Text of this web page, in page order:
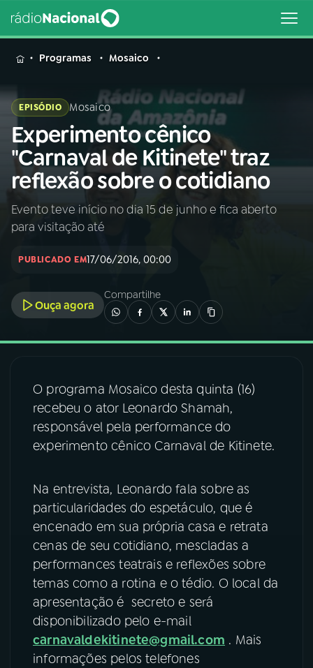
MENU
Buscar
na
Rádio
Nacional
Buscar
AO VIVO
INÍCIO
A RÁDIO
03PROGRAMAÇÃO
04PROGRAMAS
PODCASTS
06 VIDEOCASTS
07ÚLTIMAS
FESTIVAL DE MÚSICA
ACOMPANHE A RÁDIO NACIONAL
YouTube Facebook
Programas Mosaico
EPISÓDIO Mosaico
Experimento cênico
"Carnaval de Kitinete" traz
reflexão sobre o cotidiano
Evento teve início no dia 15 de junho e fica aberto
para visitação até
PUBLICADO EM17/06/2016, 00:00
Ouça agora
Compartilhe
O programa Mosaico desta quinta (16)
recebeu o ator Leonardo Shamah,
responsável pela performance do
experimento cênico Carnaval de Kitinete.
Na entrevista, Leonardo fala sobre as
particularidades do espetáculo, que é
encenado em sua própria casa e retrata
cenas de seu cotidiano, mescladas a
performances teatrais e reflexões sobre
temas como a rotina e o tédio. O local da
apresentação é secreto e será
disponibilizado pelo e-mail
carnavaldekitinete@gmail.com . Mais
informações pelos telefones